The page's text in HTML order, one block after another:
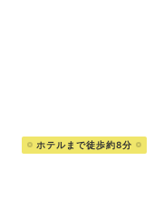
ホテルまで徒歩約8分